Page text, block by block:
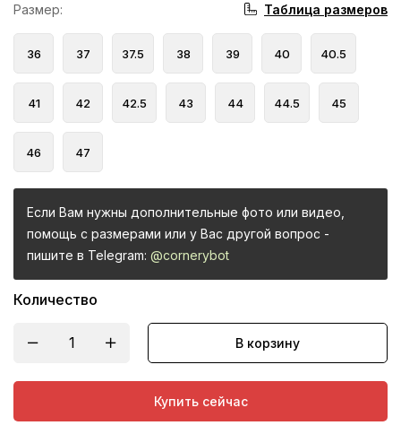
Размер: Таблица размеров
36 37 37.5 38 39 40 40.5
41 42 42.5 43 44 44.5 45
46 47
Если Вам нужны дополнительные фото или видео,
помощь с размерами или у Вас другой вопрос -
пишите в Telegram: @cornerybot
Количество
В корзину
Купить сейчас